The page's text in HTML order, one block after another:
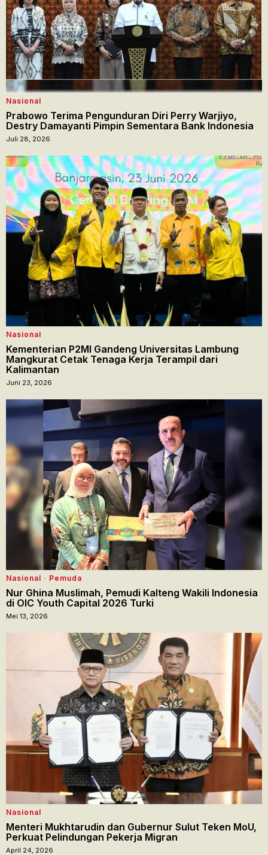
Nasional
Prabowo Terima Pengunduran Diri Perry Warjiyo,
Destry Damayanti Pimpin Sementara Bank Indonesia
Juli 28, 2026
Nasional
Kementerian P2MI Gandeng Universitas Lambung
Mangkurat Cetak Tenaga Kerja Terampil dari
Kalimantan
Juni 23, 2026
Nasional · Pemuda
Nur Ghina Muslimah, Pemudi Kalteng Wakili Indonesia
di OIC Youth Capital 2026 Turki
Mei 13, 2026
Nasional
Menteri Mukhtarudin dan Gubernur Sulut Teken MoU,
Perkuat Pelindungan Pekerja Migran
April 24, 2026